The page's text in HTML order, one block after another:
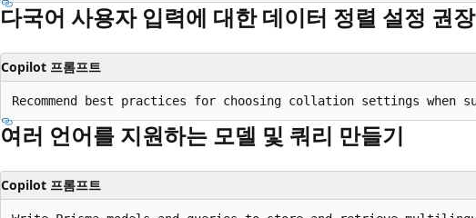
다국어 사용자 입력에 대한 데이터 정렬 설정 권장
Copilot 프롬프트
여러 언어를 지원하는 모델 및 쿼리 만들기
Copilot 프롬프트